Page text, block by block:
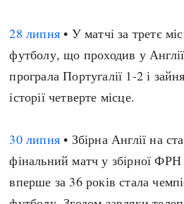
28 липня • У матчі за третє
футболу, що проходив у
програла Португалії 1-2 і
історії четверте місце.
30 липня • Збірна Англії на
фінальний матч у збірної ФРН
вперше за 36 років стала